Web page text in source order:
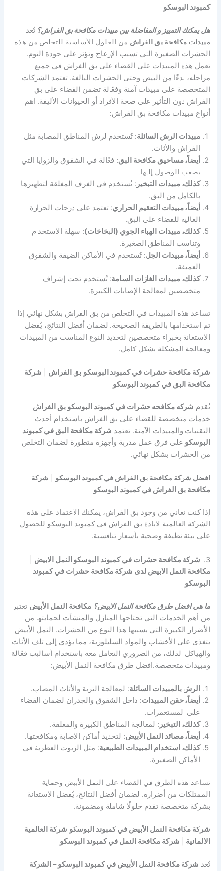
كمبوند البوسكو
هل يمكنك التمييز و المفاضلة بين مبيدات مكافحة بق الفراش؟ تُعد
مبيدات مكافحة بق الفراش من الحلول الأساسية للتخلص من هذه
الحشرات الصغيرة التي تسبب الإزعاج وتؤثر على جودة النوم.
تعمل هذه المبيدات على القضاء على بق الفراش في جميع
مراحله، بدءًا من البيض وحتى الحشرات البالغة. تعتمد الشركات
المتخصصة على مبيدات آمنة وفعّالة تضمن القضاء على بق
الفراش دون التأثير على صحة الأفراد أو الحيوانات الأليفة. اهم
أنواع مبيدات مكافحة بق الفراش:
مبيدات الرش السائلة: تُستخدم لرش المناطق المصابة مثل
الفراش والأثاث.
أيضاً، مساحيق مكافحة البق: فعّالة في الشقوق والزوايا التي
يصعب الوصول إليها.
كذلك، مبيدات التبخير : تُستخدم في الغرف المغلقة لتطهيرها
بالكامل من البق.
أيضاً، مبيدات التعقيم الحراري: تعتمد على درجات الحرارة
العالية للقضاء على البق.
كذلك، مبيدات الهباء الجوي (البخاخات): سهلة الاستخدام
وتناسب المناطق الصغيرة.
أيضاً، مبيدات الجل: تُستخدم في الأماكن الضيقة والشقوق
العميقة.
كذلك، مبيدات الغازات السامة: تُستخدم تحت إشراف
متخصصين لمعالجة الإصابات الكبيرة.
تساعد هذه المبيدات في التخلص من بق الفراش بشكل نهائي إذا
تم استخدامها بالطريقة الصحيحة. لضمان أفضل النتائج، يُفضل
الاستعانة بخبراء متخصصين لتحديد النوع المناسب من المبيدات
ومعالجة المشكلة بشكل كامل.
شركة مكافحة حشرات في كمبوند البوسكو بق الفراش
شركة
مكافحة البق في كمبوند البوسكو
تُقدم شركه مكافحه حشرات في كمبوند البوسكو بق الفراش
خدمات متخصصة للقضاء على بق الفراش باستخدام أحدث
التقنيات والمبيدات الآمنة. تعتمد شركة مكافحة البق في كمبوند
البوسكو على فرق عمل مدربة وأجهزة متطورة لضمان التخلص
من الحشرات بشكل نهائي.
افضل شركة مكافحة بق الفراش في كمبوند البوسكو
شركة
مكافحة بق الفراش في كمبوند البوسكو
إذا كنت تعاني من وجود بق الفراش، يمكنك الاعتماد على هذه
الشركة العالمية لابادة بق الفراش في كمبوند البوسكو للحصول
على بيئة نظيفة وصحية بأسعار تنافسية.
3. شركة مكافحة حشرات في كمبوند البوسكو النمل الابيض
مكافحة النمل الابيض لدى شركة مكافحة حشرات في كمبوند
البوسكو
ما هي افضل طرق مكافحة النمل الابيض؟ مكافحة النمل الأبيض تعتبر
من أهم الخدمات التي تحتاجها المنازل والمنشآت لحمايتها من
الأضرار الكبيرة التي يسببها هذا النوع من الحشرات. النمل الأبيض
يتغذى على الأخشاب والمواد السليلوزية، مما يؤدي إلى تلف الأثاث
والهياكل. لذلك، من الضروري التعامل معه باستخدام أساليب فعّالة
ومبيدات متخصصة.افضل طرق مكافحة النمل الأبيض:
الرش بالمبيدات السائلة: لمعالجة التربة والأثاث المصاب.
أيضاً، حقن المبيدات: داخل الشقوق والجدران لضمان القضاء
على المستعمرات.
كذلك، التبخير : لمعالجة المناطق الكبيرة والمغلقة.
أيضاً، مصائد النمل الأبيض: لتحديد أماكن الإصابة ومكافحتها.
كذلك، استخدام المبيدات الطبيعية: مثل الزيوت العطرية في
الأماكن الصغيرة.
تساعد هذه الطرق في القضاء على النمل الأبيض وحماية
الممتلكات من أضراره. لضمان أفضل النتائج، يُفضل الاستعانة
بشركة متخصصة تقدم حلولًا شاملة ومضمونة.
شركة مكافحة النمل الأبيض في كمبوند البوسكو شركة العالمية
الالمانية
شركة مكافحة النمل في كمبوند البوسكو
تُعد شركة مكافحة النمل الأبيض في كمبوند البوسكو – الشركة